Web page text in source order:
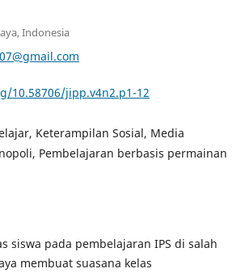
Indonesia
10.58706/jipp.v4n2.p1-12
Keterampilan Sosial, Media
Pembelajaran berbasis permainan
siswa pada pembelajaran IPS di salah
membuat suasana kelas